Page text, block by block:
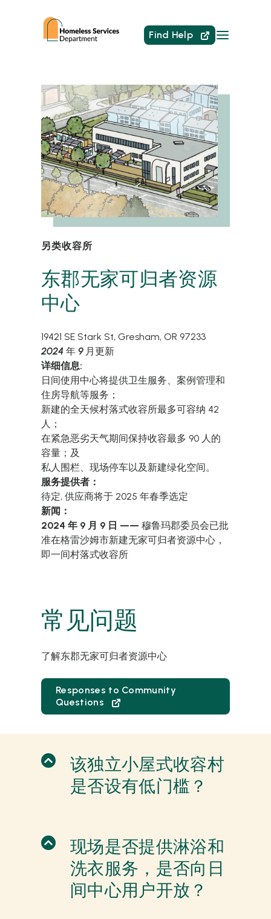
Find Help
另类收容所
东郡无家可归者资源
中心
19421 SE Stark St, Gresham, OR 97233
2024 年 9 月更新
详细信息:
日间使用中心将提供卫生服务、案例管理和
住房导航等服务；
新建的全天候村落式收容所最多可容纳 42
人；
在紧急恶劣天气期间保持收容最多 90 人的
容量；及
私人围栏、现场停车以及新建绿化空间。
服务提供者：
待定, 供应商将于 2025 年春季选定
新闻：
2024 年 9 月 9 日 —— 穆鲁玛郡委员会已批
准在格雷沙姆市新建无家可归者资源中心 ，
即一间村落式收容所
常见问题
了解东郡无家可归者资源中心
Responses to Community
Questions
该独立小屋式收容村
是否设有低门槛？
现场是否提供淋浴和
洗衣服务，是否向日
间中心用户开放？